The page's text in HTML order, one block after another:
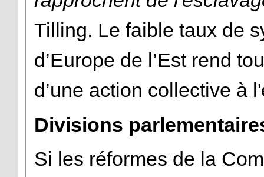
Tilling. Le faible taux de
d’Europe de l’Est rend
d’une action collective à
Divisions
Si les réformes de la